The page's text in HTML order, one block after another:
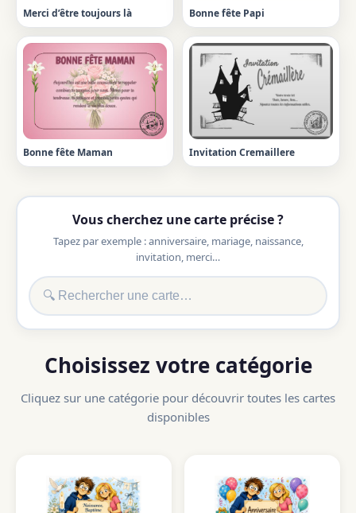
Merci d’être toujours là Bonne fête Papi
Bonne fête Maman Invitation Cremaillere
Vous cherchez une carte précise ?
Tapez par exemple : anniversaire, mariage, naissance,
invitation, merci…
Choisissez votre catégorie
Cliquez sur une catégorie pour découvrir toutes les cartes
disponibles